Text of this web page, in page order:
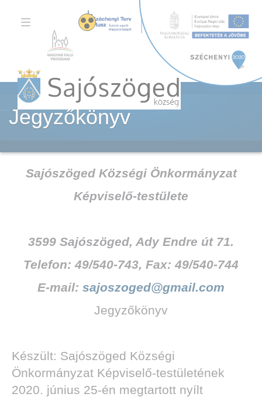
TOGGLE
NAVIGATION
Jegyzőkönyv
Sajószöged Községi Önkormányzat
Képviselő-testülete
3599 Sajószöged, Ady Endre út 71.
Telefon: 49/540-743, Fax: 49/540-744
E-mail: sajoszoged@gmail.com
Jegyzőkönyv
Készült: Sajószöged Községi
Önkormányzat Képviselő-testületének
2020. június 25-én megtartott nyílt